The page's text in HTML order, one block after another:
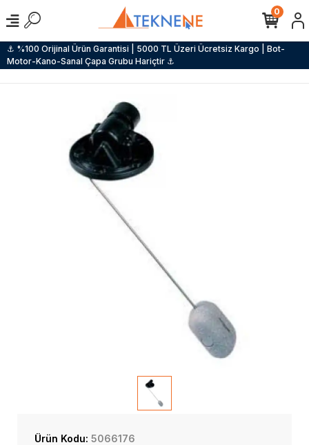
⚓ %100 Orijinal Ürün Garantisi | 5000 TL Üzeri Ücretsiz Kargo | Bot-
Motor-Kano-Sanal Çapa Grubu Hariçtir ⚓
0
Ürün Kodu: 5066176